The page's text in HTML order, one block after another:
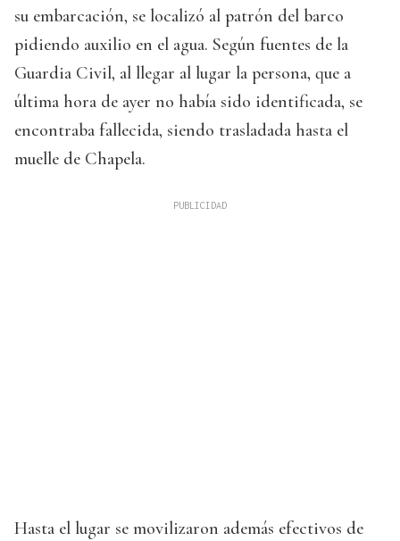
su embarcación, se localizó al patrón del barco
pidiendo auxilio en el agua. Según fuentes de la
Guardia Civil, al llegar al lugar la persona, que a
última hora de ayer no había sido identificada, se
encontraba fallecida, siendo trasladada hasta el
muelle de Chapela.
Hasta el lugar se movilizaron además efectivos de